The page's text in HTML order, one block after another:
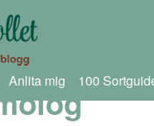
Anlita mig 100